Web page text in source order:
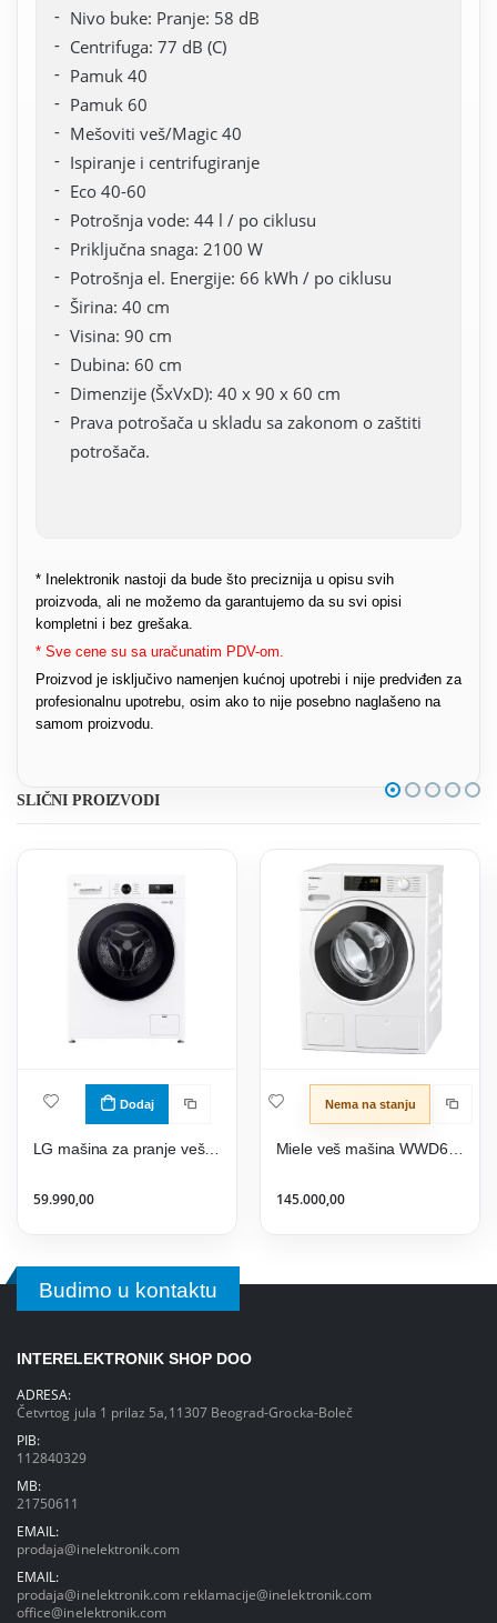
Nivo buke: Pranje: 58 dB
Centrifuga: 77 dB (C)
Pamuk 40
Pamuk 60
Mešoviti veš/Magic 40
Ispiranje i centrifugiranje
Eco 40-60
Potrošnja vode: 44 l / po ciklusu
Priključna snaga: 2100 W
Potrošnja el. Energije: 66 kWh / po ciklusu
Širina: 40 cm
Visina: 90 cm
Dubina: 60 cm
Dimenzije (ŠxVxD): 40 x 90 x 60 cm
Prava potrošača u skladu sa zakonom o zaštiti
potrošača.
* Inelektronik nastoji da bude što preciznija u opisu svih
proizvoda, ali ne možemo da garantujemo da su svi opisi
kompletni i bez grešaka.
* Sve cene su sa uračunatim PDV-om.
Proizvod je isključivo namenjen kućnoj upotrebi i nije predviđen za
profesionalnu upotrebu, osim ako to nije posebno naglašeno na
samom proizvodu.
SLIČNI PROIZVODI
Dodaj
LG mašina za pranje veša F4X1009NWK
59.990,00
Nema na stanju
145.000,00
Budimo u kontaktu
INTERELEKTRONIK SHOP DOO
ADRESA:
Četvrtog jula 1 prilaz 5a,11307 Beograd-Grocka-Boleč
PIB:
112840329
MB:
21750611
EMAIL:
prodaja@inelektronik.com
EMAIL:
prodaja@inelektronik.com reklamacije@inelektronik.com
office@inelektronik.com